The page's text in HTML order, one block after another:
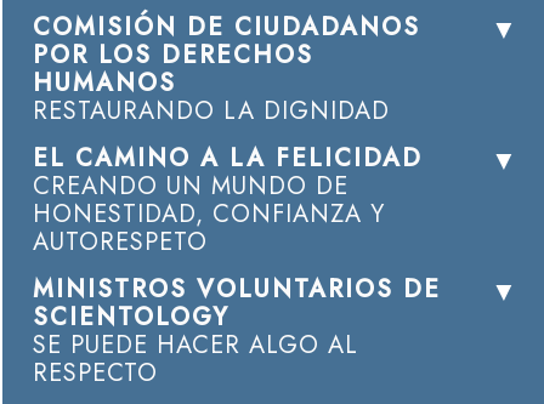
COMISIÓN DE CIUDADANOS
POR LOS DERECHOS
HUMANOS
RESTAURANDO LA DIGNIDAD
EL CAMINO A LA FELICIDAD
CREANDO UN MUNDO DE
HONESTIDAD, CONFIANZA Y
AUTORESPETO
MINISTROS VOLUNTARIOS DE
SCIENTOLOGY
SE PUEDE HACER ALGO AL
RESPECTO